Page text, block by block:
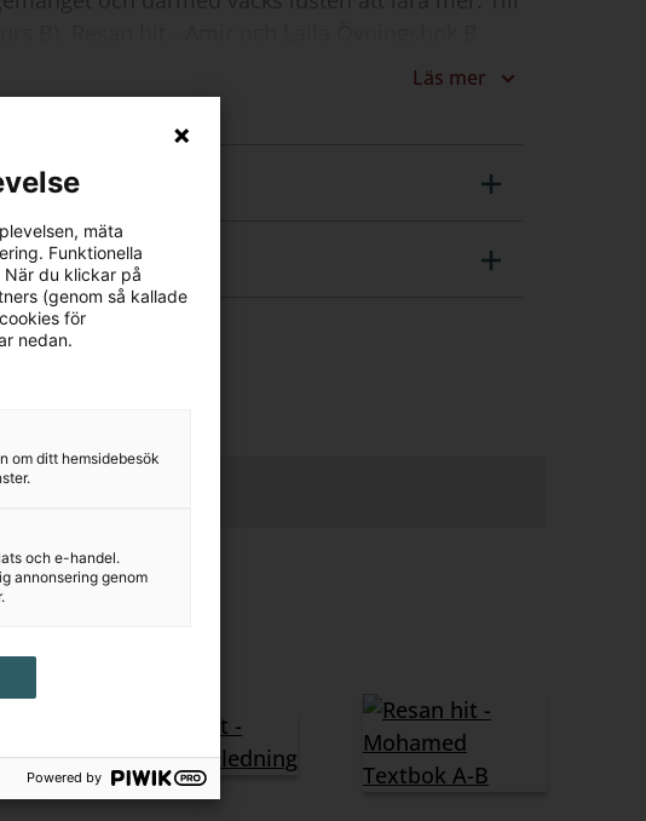
eleverna både det skrivna och muntliga
att få välja sin partner själv, om heder och
Läs mer
mäta
Funktionella
du klickar på
(genom så kallade
för
nedan.
om ditt hemsidebesök
och e-handel.
annonsering genom
Powered by